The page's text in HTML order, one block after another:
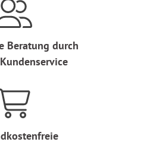
Beratung durch